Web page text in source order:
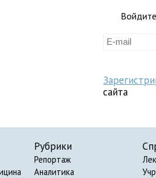
сайта
Рубрики
Репортаж
Аналитика